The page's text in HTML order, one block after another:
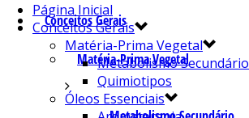
Conceitos Gerais
Matéria-Prima Vegetal
Página Inicial
Conceitos Gerais
Matéria-Prima Vegetal
Metabolismo Secundário
Quimiotipos
Óleos Essenciais